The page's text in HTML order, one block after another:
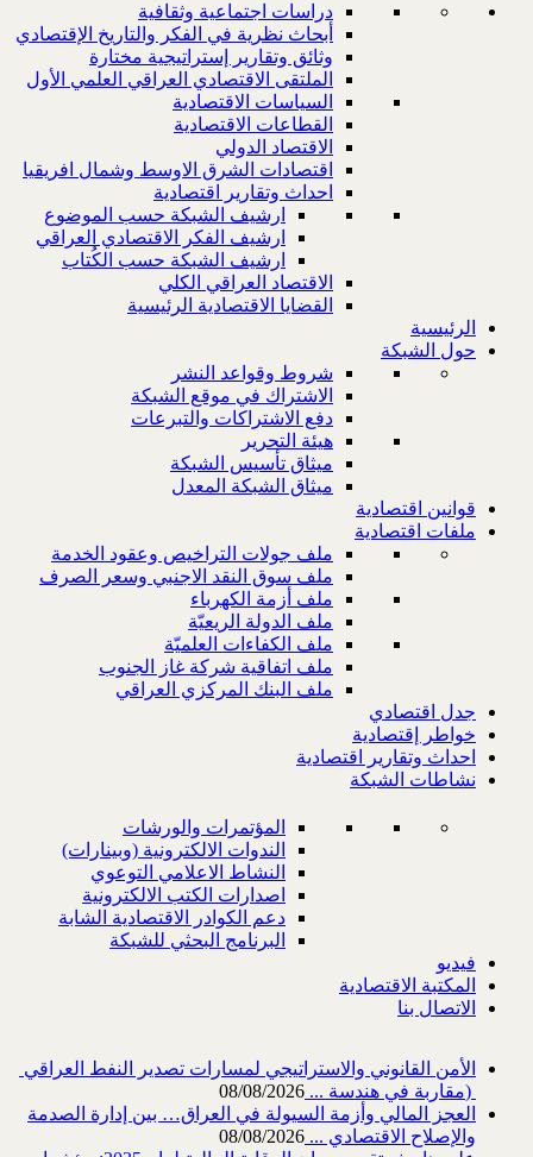
دراسات اجتماعية وثقافية
أبحاث نظرية في الفكر والتاريخ الإقتصادي
وثائق وتقارير إستراتيجية مختارة
الملتقى الاقتصادي العراقي العلمي الأول
السياسات الاقتصادية
القطاعات الاقتصادية
الاقتصاد الدولي
اقتصادات الشرق الاوسط وشمال افريقيا
احداث وتقارير اقتصادية
ارشيف الشبكة حسب الموضوع
ارشيف الفكر الاقتصادي العراقي
ارشيف الشبكة حسب الكُتاب
الاقتصاد العراقي الكلي
القضايا الاقتصادية الرئيسية
الرئيسية
حول الشبكة
شروط وقواعد النشر
الاشتراك في موقع الشبكة
دفع الاشتراكات والتبرعات
هيئة التحرير
ميثاق تأسيس الشبكة
ميثاق الشبكة المعدل
قوانين اقتصادية
ملفات اقتصادية
ملف جولات التراخيص وعقود الخدمة
ملف سوق النقد الاجنبي وسعر الصرف
ملف أزمة الكهرباء
ملف الدولة الريعيّة
ملف الكفاءات العلميّة
ملف اتفاقية شركة غاز الجنوب
ملف البنك المركزي العراقي
جدل اقتصادي
خواطر إقتصادية
احداث وتقارير اقتصادية
نشاطات الشبكة
المؤتمرات والورشات
الندوات الالكترونية (وبينارات)
النشاط الاعلامي التوعوي
اصدارات الكتب الالكترونية
دعم الكوادر الاقتصادية الشابة
البرنامج البحثي للشبكة
فيديو
المكتبة الاقتصادية
الاتصال بنا
‎) ‎مقاربة في هندسة ...
08/08/2026
العجز المالي وأزمة السيولة في العراق… بين إدارة الصدمة
والإصلاح الاقتصادي ... 08/08/2026